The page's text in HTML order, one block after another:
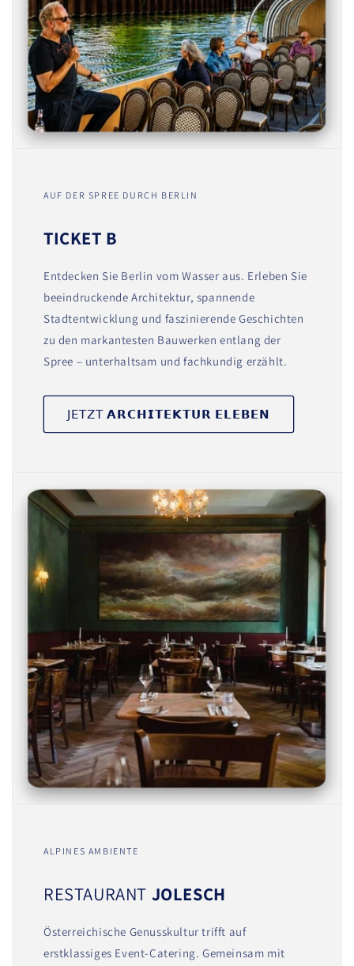
AUF DER SPREE DURCH BERLIN
TICKET B
Entdecken Sie Berlin vom Wasser aus. Erleben Sie
beeindruckende Architektur, spannende
Stadtentwicklung und faszinierende Geschichten
zu den markantesten Bauwerken entlang der
Spree – unterhaltsam und fachkundig erzählt.
𝖩𝖤𝖳𝖹𝖳 𝗔𝗥𝗖𝗛𝗜𝗧𝗘𝗞𝗧𝗨𝗥 𝗘𝗟𝗘𝗕𝗘𝗡
ALPINES AMBIENTE
RESTAURANT JOLESCH
Österreichische Genusskultur trifft auf
erstklassiges Event-Catering. Gemeinsam mit